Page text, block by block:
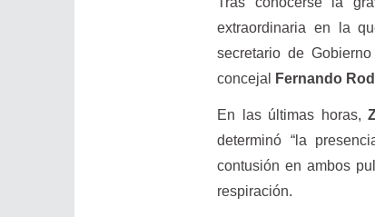
extraordinaria en la
secretario de Gobierno
concejal
Fernando
En las últimas horas,
determinó “la
contusión en ambos
respiración.